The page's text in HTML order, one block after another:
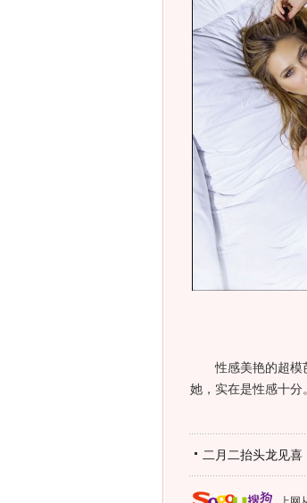
性感美艳的超模芭
她，实在是性感十分
二月二抬头龙见喜